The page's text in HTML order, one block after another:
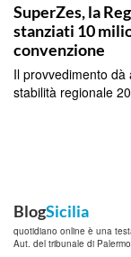
SuperZes, la
stanziati 10
convenzione
Il provvedimento
stabilità regionale
BlogSicilia
quotidiano online è una
Aut. del tribunale di